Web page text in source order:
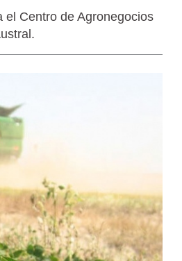
el Centro de Agronegocios